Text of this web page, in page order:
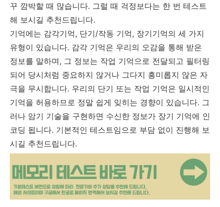
꾸 깜박할 때 많습니다. 그럴 때 걱정보다는 한 번 테스트
해 보시길 추천드립니다.
기억에는 감각기억, 단기/작동 기억, 장기기억의 세 가지
유형이 있습니다. 감각 기억은 우리의 오감을 통해 받은
정보를 말하며, 그 정보는 작업 기억으로 전달되고 필터링
되어 당시처럼 중요하지 않거나 그다지 흥미롭지 않은 자
극을 무시합니다. 우리의 단기 또는 작업 기억은 일시적인
기억을 허용하므로 정말 쉽게 잊히는 경향이 있습니다. 그
러나 암기 기술을 구현하면 수신한 정보가 장기 기억에 인
코딩 됩니다. 기본적인 테스트임으로 부담 없이 진행해 보
시길 추천드립니다.